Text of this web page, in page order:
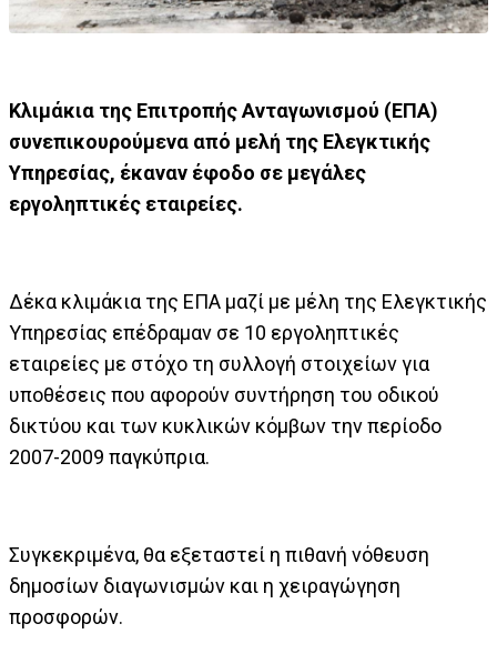
Κλιμάκια της Επιτροπής Ανταγωνισμού (ΕΠΑ)
συνεπικουρούμενα από μελή της Ελεγκτικής
Υπηρεσίας, έκαναν έφοδο σε μεγάλες
εργοληπτικές εταιρείες.
Δέκα κλιμάκια της ΕΠΑ μαζί με μέλη της Ελεγκτικής
Υπηρεσίας επέδραμαν σε 10 εργοληπτικές
εταιρείες με στόχο τη συλλογή στοιχείων για
υποθέσεις που αφορούν συντήρηση του οδικού
δικτύου και των κυκλικών κόμβων την περίοδο
2007-2009 παγκύπρια.
Συγκεκριμένα, θα εξεταστεί η πιθανή νόθευση
δημοσίων διαγωνισμών και η χειραγώγηση
προσφορών.